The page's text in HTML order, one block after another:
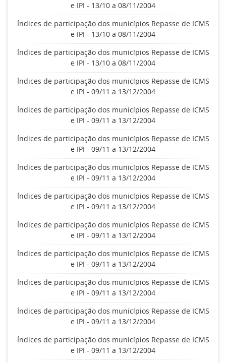
e IPI - 13/10 a 08/11/2004
Índices de participação dos municípios Repasse de ICMS
e IPI - 13/10 a 08/11/2004
Índices de participação dos municípios Repasse de ICMS
e IPI - 13/10 a 08/11/2004
Índices de participação dos municípios Repasse de ICMS
e IPI - 09/11 a 13/12/2004
Índices de participação dos municípios Repasse de ICMS
e IPI - 09/11 a 13/12/2004
Índices de participação dos municípios Repasse de ICMS
e IPI - 09/11 a 13/12/2004
Índices de participação dos municípios Repasse de ICMS
e IPI - 09/11 a 13/12/2004
Índices de participação dos municípios Repasse de ICMS
e IPI - 09/11 a 13/12/2004
Índices de participação dos municípios Repasse de ICMS
e IPI - 09/11 a 13/12/2004
Índices de participação dos municípios Repasse de ICMS
e IPI - 09/11 a 13/12/2004
Índices de participação dos municípios Repasse de ICMS
e IPI - 09/11 a 13/12/2004
Índices de participação dos municípios Repasse de ICMS
e IPI - 09/11 a 13/12/2004
Índices de participação dos municípios Repasse de ICMS
e IPI - 09/11 a 13/12/2004